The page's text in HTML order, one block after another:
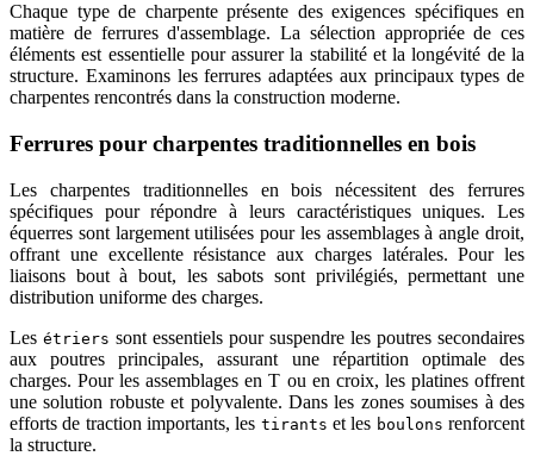
Chaque type de charpente présente des exigences spécifiques en
matière de ferrures d'assemblage. La sélection appropriée de ces
éléments est essentielle pour assurer la stabilité et la longévité de la
structure. Examinons les ferrures adaptées aux principaux types de
charpentes rencontrés dans la construction moderne.
Ferrures pour charpentes traditionnelles en bois
Les charpentes traditionnelles en bois nécessitent des ferrures
spécifiques pour répondre à leurs caractéristiques uniques. Les
équerres sont largement utilisées pour les assemblages à angle droit,
offrant une excellente résistance aux charges latérales. Pour les
liaisons bout à bout, les sabots sont privilégiés, permettant une
distribution uniforme des charges.
Les étriers sont essentiels pour suspendre les poutres secondaires
aux poutres principales, assurant une répartition optimale des
charges. Pour les assemblages en T ou en croix, les platines offrent
une solution robuste et polyvalente. Dans les zones soumises à des
efforts de traction importants, les tirants et les boulons renforcent
la structure.